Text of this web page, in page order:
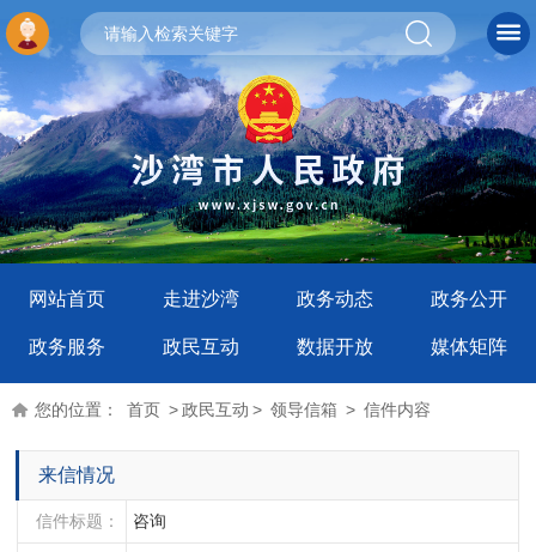
网站首页 走进沙湾 政务动态 政务公开
政务服务 政民互动 数据开放 媒体矩阵
您的位置： 首页 >政民互动 > 领导信箱 > 信件内容
来信情况
信件标题： 咨询